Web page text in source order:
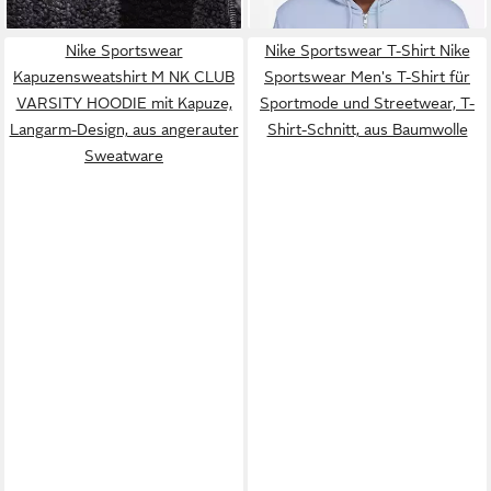
normale Länge
Nike Sportswear
Kapuzensweatshirt M NK CLUB
VARSITY HOODIE mit Kapuze,
Langarm-Design, aus angerauter
Sweatware
Nike Sportswear T-Shirt Nike
Sportswear Men's T-Shirt für
Sportmode und Streetwear, T-
Shirt-Schnitt, aus Baumwolle